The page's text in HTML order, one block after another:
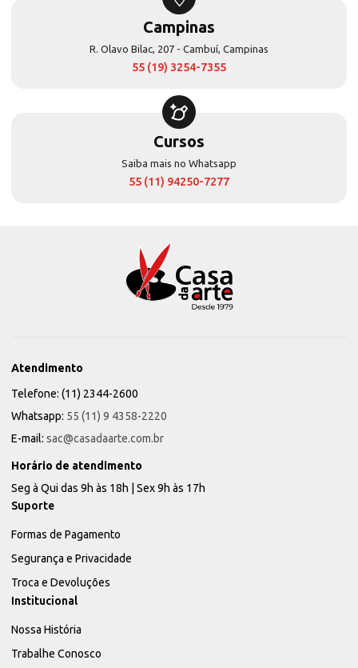
Campinas
R. Olavo Bilac, 207 - Cambuí, Campinas
55 (19) 3254-7355
Cursos
Saiba mais no Whatsapp
55 (11) 94250-7277
Atendimento
Telefone: (11) 2344-2600
Whatsapp: 55 (11) 9 4358-2220
E-mail: sac@casadaarte.com.br
Horário de atendimento
Seg à Qui das 9h às 18h | Sex 9h às 17h
Suporte
Formas de Pagamento
Segurança e Privacidade
Troca e Devoluções
Institucional
Nossa História
Trabalhe Conosco